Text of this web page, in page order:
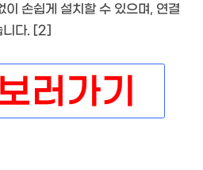
이 손쉽게 설치할 수 있으며, 연결
니다. [2]